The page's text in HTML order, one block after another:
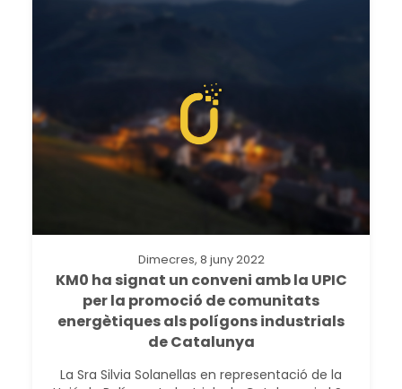
Dimecres, 8 juny 2022
KM0 ha signat un conveni amb la UPIC
per la promoció de comunitats
energètiques als polígons industrials
de Catalunya
La Sra Silvia Solanellas en representació de la